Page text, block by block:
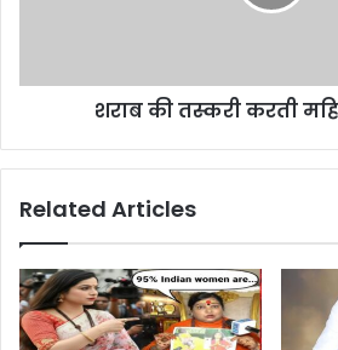
शराब की तस्करी करती
Related Articles